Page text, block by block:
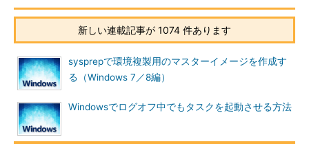
項目 内容
キー
HKEY_CLASSES_ROOT\*\shell\WindowsDefender
値の
名前
MUIVerb
種類
文字列値（REG_SZ）
値の
デー
タ
Windows Defenderでスキャンします...
新しい連載記事が 1074 件あります
sysprepで環境複製用のマスターイメージを作成す
る（Windows 7／8編）
Windowsでログオフ中でもタスクを起動させる方法